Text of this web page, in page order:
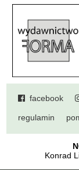
facebook
regulamin
Konrad